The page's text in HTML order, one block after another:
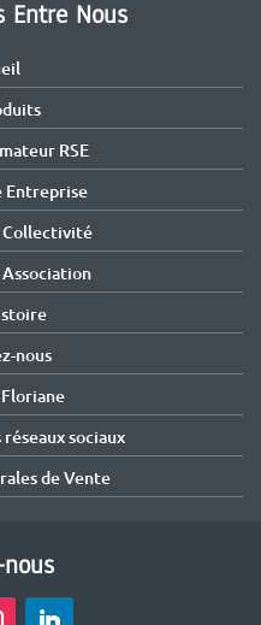
Entre Nous
RSE
Entreprise
Collectivité
nous
sociaux
de Vente